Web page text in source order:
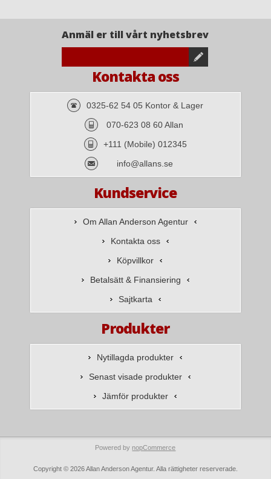
Anmäl er till vårt nyhetsbrev
Kontakta oss
0325-62 54 05 Kontor & Lager
070-623 08 60 Allan
+111 (Mobile) 012345
info@allans.se
Kundservice
Om Allan Anderson Agentur
Kontakta oss
Köpvillkor
Betalsätt & Finansiering
Sajtkarta
Produkter
Nytillagda produkter
Senast visade produkter
Jämför produkter
Powered by nopCommerce
Copyright © 2026 Allan Anderson Agentur. Alla rättigheter reserverade.